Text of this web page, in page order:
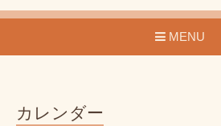
MENU
カレンダー